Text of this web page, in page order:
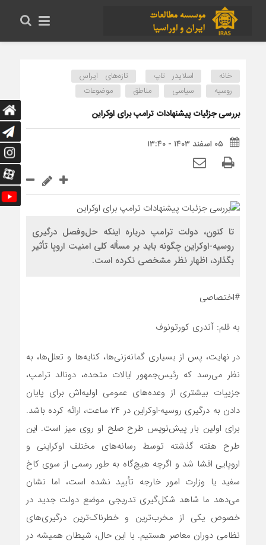
خانه اسلایدر تاپ
تازه‌های ایراس
روسیه
سیاسی مناطق موضوعات
بررسی جزئیات پیشنهادات ترامپ برای اوکراین
۰۵ اسفند ۱۴۰۳ - ۱۳:۴۰
تا کنون، دولت ترامپ درباره اینکه حل‌وفصل درگیری
روسیه-اوکراین چگونه باید بر مسأله کلی امنیت اروپا تأثیر
بگذارد، اظهار نظر مشخصی نکرده است.
#اختصاصی
به قلم: آندری کورتونوف
در نهایت، پس از بسیاری گمانه‌زنی‌ها، کنایه‌ها و تعلل‌ها، به
نظر می‌رسد که رئیس‌جمهور ایالات متحده، دونالد ترامپ،
جزییات بیشتری از وعده‌های عمومی اولیه‌اش برای پایان
دادن به درگیری روسیه-اوکراین در ۲۴ ساعت، ارائه کرده باشد.
برای اولین بار پیش‌نویس طرح صلح او روی میز است. این
طرح هفته گذشته توسط رسانه‌های مختلف اوکراینی و
اروپایی افشا شد و اگرچه هیچ‌گاه به طور رسمی از سوی کاخ
سفید یا وزارت امور خارجه تأیید نشده است، اما نشان
می‌دهد ما شاهد شکل‌گیری تدریجی موضع دولت جدید در
خصوص یکی از مخرب‌ترین و خطرناک‌ترین درگیری‌های
نظامی دوران معاصر هستیم. با این حال، شیطان همیشه در